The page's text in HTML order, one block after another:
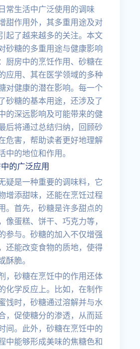
常生活中广泛使用的调味
甜作用外，其多重用途及对
起了越来越多的关注。本文
砂糖的多重用途与健康影响
厨房中的烹饪作用、砂糖在
应用、其在医学领域的多种
对健康的潜在影响。每一个
砂糖的基本用途，还涉及了
的深远影响及可能带来的健
后将通过总结归纳，回顾砂
危害，帮助读者更好地理解
中的地位和作用。
的广泛应用
疑是一种重要的调味料，它
增添甜味，还能在烹饪过程
。首先，砂糖是许多甜点的
像蛋糕、饼干、巧克力等，
参与。砂糖的加入不仅增强
还能改变食物的质地，使得
酥脆。
，砂糖在烹饪中的作用还体
化学反应上。比如，在制作
饯时，砂糖通过溶解并与水
，促使糖分的渗透，从而延
间。此外，砂糖在烹饪中的
中能够形成美味的焦糖色和